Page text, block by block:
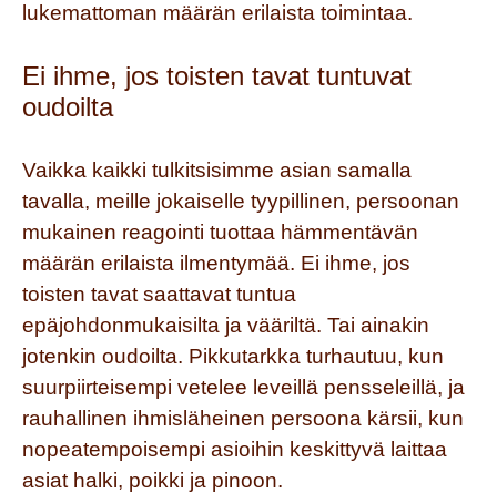
lukemattoman määrän erilaista toimintaa.
Ei ihme, jos toisten tavat tuntuvat
oudoilta
Vaikka kaikki tulkitsisimme asian samalla
tavalla, meille jokaiselle tyypillinen, persoonan
mukainen reagointi tuottaa hämmentävän
määrän erilaista ilmentymää. Ei ihme, jos
toisten tavat saattavat tuntua
epäjohdonmukaisilta ja vääriltä. Tai ainakin
jotenkin oudoilta. Pikkutarkka turhautuu, kun
suurpiirteisempi vetelee leveillä pensseleillä, ja
rauhallinen ihmisläheinen persoona kärsii, kun
nopeatempoisempi asioihin keskittyvä laittaa
asiat halki, poikki ja pinoon.